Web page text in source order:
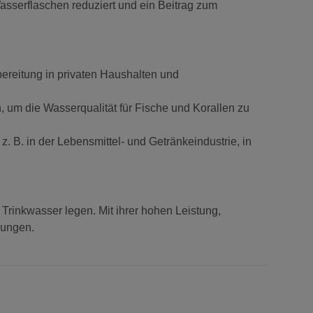
reduziert und ein Beitrag zum
in privaten Haushalten und
die Wasserqualität für Fische und Korallen zu
B. in der Lebensmittel- und Getränkeindustrie, in
legen. Mit ihrer hohen Leistung,